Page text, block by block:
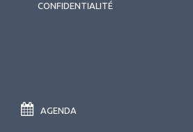
CONFIDENTIALITÉ
AGENDA